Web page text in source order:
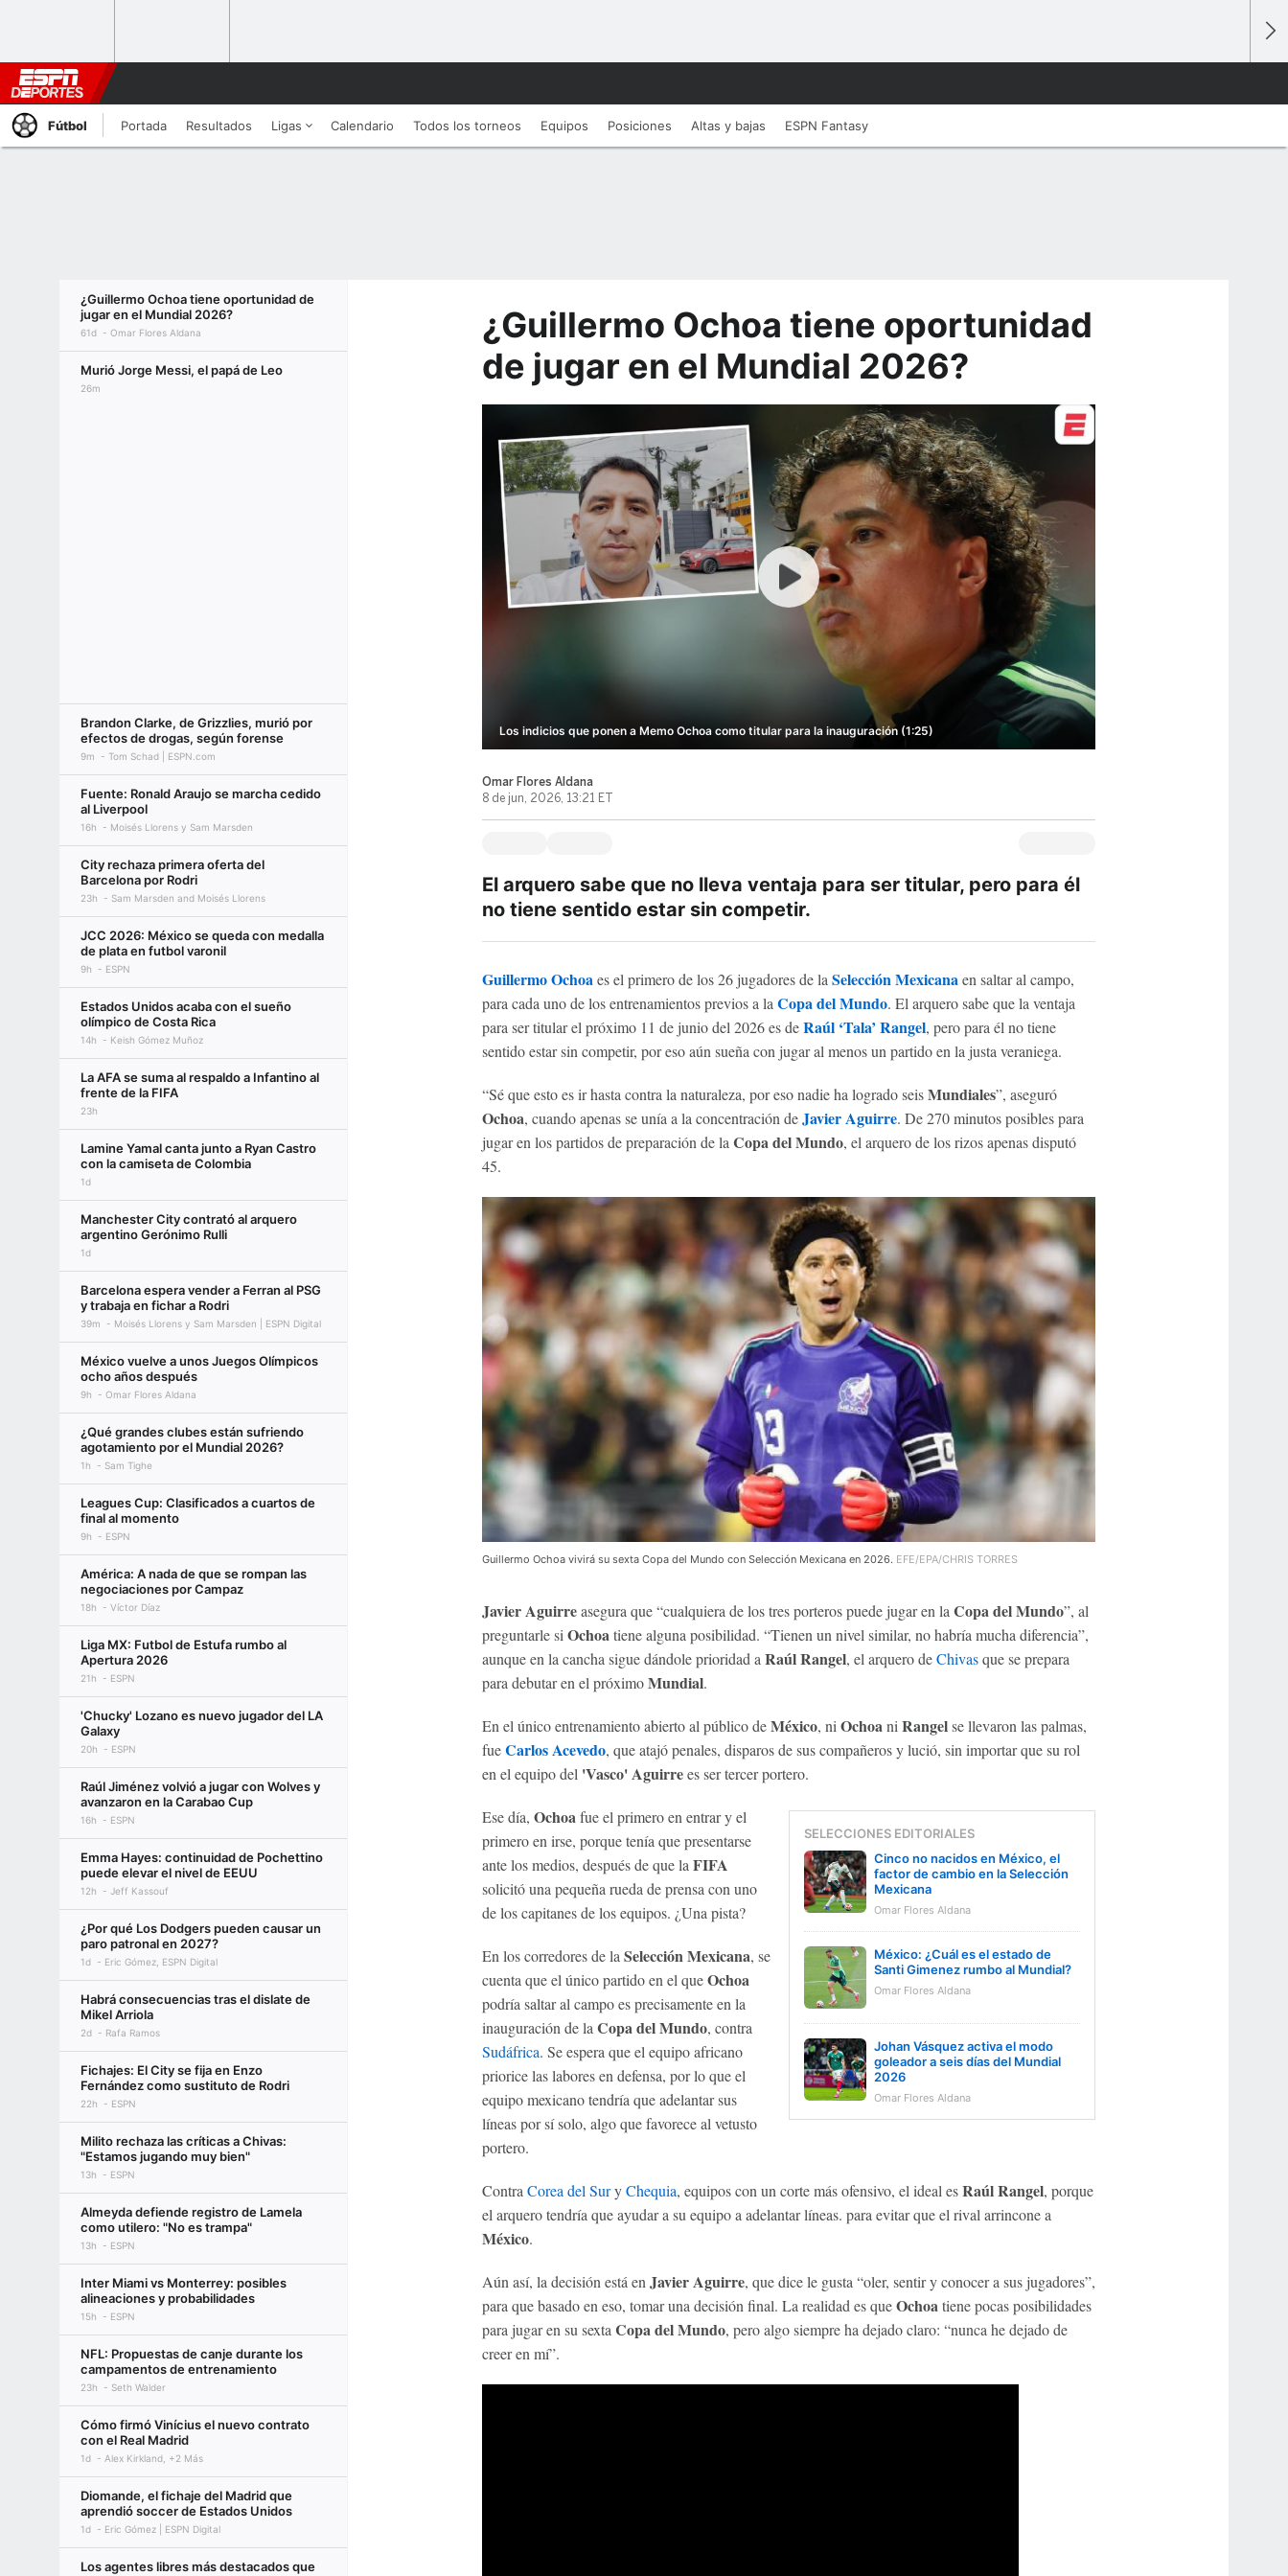
Fútbol Portada Resultados Ligas Calendario Todos los torneos Equipos Posiciones Altas y bajas ESPN Fantasy
¿Guillermo Ochoa tiene oportunidad de
jugar en el Mundial 2026?
61d Omar Flores Aldana
Murió Jorge Messi, el papá de Leo
26m
Brandon Clarke, de Grizzlies, murió por
efectos de drogas, según forense
9m Tom Schad | ESPN.com
Fuente: Ronald Araujo se marcha cedido
al Liverpool
16h Moisés Llorens y Sam Marsden
City rechaza primera oferta del
Barcelona por Rodri
23h Sam Marsden and Moisés Llorens
JCC 2026: México se queda con medalla
de plata en futbol varonil
9h ESPN
Estados Unidos acaba con el sueño
olímpico de Costa Rica
14h Keish Gómez Muñoz
La AFA se suma al respaldo a Infantino al
frente de la FIFA
23h
Lamine Yamal canta junto a Ryan Castro
con la camiseta de Colombia
1d
Manchester City contrató al arquero
argentino Gerónimo Rulli
1d
Barcelona espera vender a Ferran al PSG
y trabaja en fichar a Rodri
39m Moisés Llorens y Sam Marsden | ESPN Digital
México vuelve a unos Juegos Olímpicos
ocho años después
9h Omar Flores Aldana
¿Qué grandes clubes están sufriendo
agotamiento por el Mundial 2026?
1h Sam Tighe
Leagues Cup: Clasificados a cuartos de
final al momento
9h ESPN
América: A nada de que se rompan las
negociaciones por Campaz
18h Víctor Díaz
Liga MX: Futbol de Estufa rumbo al
Apertura 2026
21h ESPN
'Chucky' Lozano es nuevo jugador del LA
Galaxy
20h ESPN
Raúl Jiménez volvió a jugar con Wolves y
avanzaron en la Carabao Cup
16h ESPN
Emma Hayes: continuidad de Pochettino
puede elevar el nivel de EEUU
12h Jeff Kassouf
¿Por qué Los Dodgers pueden causar un
paro patronal en 2027?
1d Eric Gómez, ESPN Digital
Habrá consecuencias tras el dislate de
Mikel Arriola
2d Rafa Ramos
Fichajes: El City se fija en Enzo
Fernández como sustituto de Rodri
22h ESPN
Milito rechaza las críticas a Chivas:
"Estamos jugando muy bien"
13h ESPN
Almeyda defiende registro de Lamela
como utilero: "No es trampa"
13h ESPN
Inter Miami vs Monterrey: posibles
alineaciones y probabilidades
15h ESPN
NFL: Propuestas de canje durante los
campamentos de entrenamiento
23h Seth Walder
Cómo firmó Vinícius el nuevo contrato
con el Real Madrid
1d Alex Kirkland, +2 Más
Diomande, el fichaje del Madrid que
aprendió soccer de Estados Unidos
1d Eric Gómez | ESPN Digital
Los agentes libres más destacados que
¿Guillermo Ochoa tiene oportunidad
de jugar en el Mundial 2026?
Los indicios que ponen a Memo Ochoa como titular para la inauguración (1:25)
Omar Flores Aldana
8 de jun, 2026, 13:21 ET
El arquero sabe que no lleva ventaja para ser titular, pero para él
no tiene sentido estar sin competir.
Guillermo Ochoa es el primero de los 26 jugadores de la Selección Mexicana en saltar al campo,
para cada uno de los entrenamientos previos a la Copa del Mundo. El arquero sabe que la ventaja
para ser titular el próximo 11 de junio del 2026 es deRaúl ‘Tala’ Rangel, pero para él no tiene
sentido estar sin competir, por eso aún sueña con jugar al menos un partido en la justa veraniega.
“Sé que esto es ir hasta contra la naturaleza, por eso nadie ha logrado seisMundiales”, aseguró
Ochoa, cuando apenas se unía a la concentración deJavier Aguirre. De 270 minutos posibles para
jugar en los partidos de preparación de la Copa del Mundo, el arquero de los rizos apenas disputó
45.
Guillermo Ochoa vivirá su sexta Copa del Mundo con Selección Mexicana en 2026. EFE/EPA/CHRIS TORRES
Javier Aguirreasegura que “cualquiera de los tres porteros puede jugar en laCopa del Mundo”, al
preguntarle siOchoatiene alguna posibilidad. “Tienen un nivel similar, no habría mucha diferencia”,
aunque en la cancha sigue dándole prioridad aRaúl Rangel, el arquero deChivasque se prepara
para debutar en el próximoMundial.
En el único entrenamiento abierto al público deMéxico, niOchoaniRangelse llevaron las palmas,
fueCarlos Acevedo, que atajó penales, disparos de sus compañeros y lució, sin importar que su rol
en el equipo del 'Vasco' Aguirrees ser tercer portero.
SELECCIONES EDITORIALES
Cinco no nacidos en México, el
factor de cambio en la Selección
Mexicana
Omar Flores Aldana
México: ¿Cuál es el estado de
Santi Gimenez rumbo al Mundial?
Omar Flores Aldana
Johan Vásquez activa el modo
goleador a seis días del Mundial
2026
Omar Flores Aldana
Ese día, Ochoafue el primero en entrar y el
primero en irse, porque tenía que presentarse
ante los medios, después de que laFIFA
solicitó una pequeña rueda de prensa con uno
de los capitanes de los equipos. ¿Una pista?
En los corredores de laSelección Mexicana, se
cuenta que el único partido en el queOchoa
podría saltar al campo es precisamente en la
inauguración de laCopa del Mundo, contra
Sudáfrica. Se espera que el equipo africano
priorice las labores en defensa, por lo que el
equipo mexicano tendría que adelantar sus
líneas por sí solo, algo que favorece al vetusto
portero.
ContraCorea del SuryChequia, equipos con un corte más ofensivo, el ideal esRaúl Rangel, porque
el arquero tendría que ayudar a su equipo a adelantar líneas. para evitar que el rival arrincone a
México.
Aún así, la decisión está enJavier Aguirre, que dice le gusta “oler, sentir y conocer a sus jugadores”,
para que basado en eso, tomar una decisión final. La realidad es queOchoatiene pocas posibilidades
para jugar en su sextaCopa del Mundo, pero algo siempre ha dejado claro: “nunca he dejado de
creer en mí”.